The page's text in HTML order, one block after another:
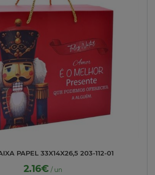
PAPEL 33X14X26,5 203-112-01
2.16€ / un